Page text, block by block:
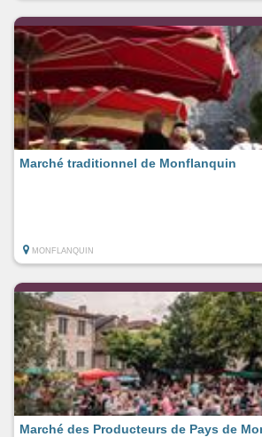
Marché traditionnel de Monflanquin
MONFLANQUIN
Marché des Producteurs de Pays de